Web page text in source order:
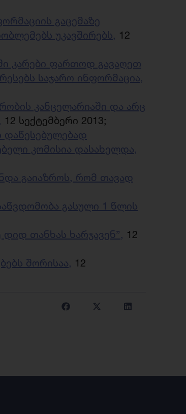
გაცემაზე
უკავშირებს, 12
კარები ფართოდ გავაღეთ
საჯარო ინფორმაცია,
კანცელარიაში და არც
12 სექტემბერი 2013;
დაწესებულებად
კომისია დასახელდა,
გაიაზროს, რომ თავად
გასული 1 წლის
თანხას ხარჯავენ”, 12
შორისაა, 12